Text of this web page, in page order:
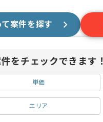
案件を探す
をチェックできます！
単価
エリア